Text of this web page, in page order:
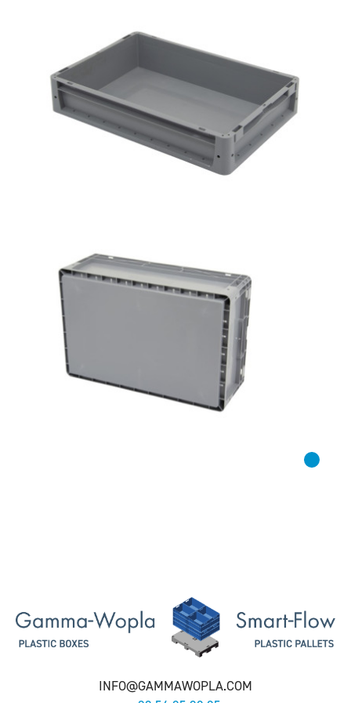
INFO@GAMMAWOPLA.COM